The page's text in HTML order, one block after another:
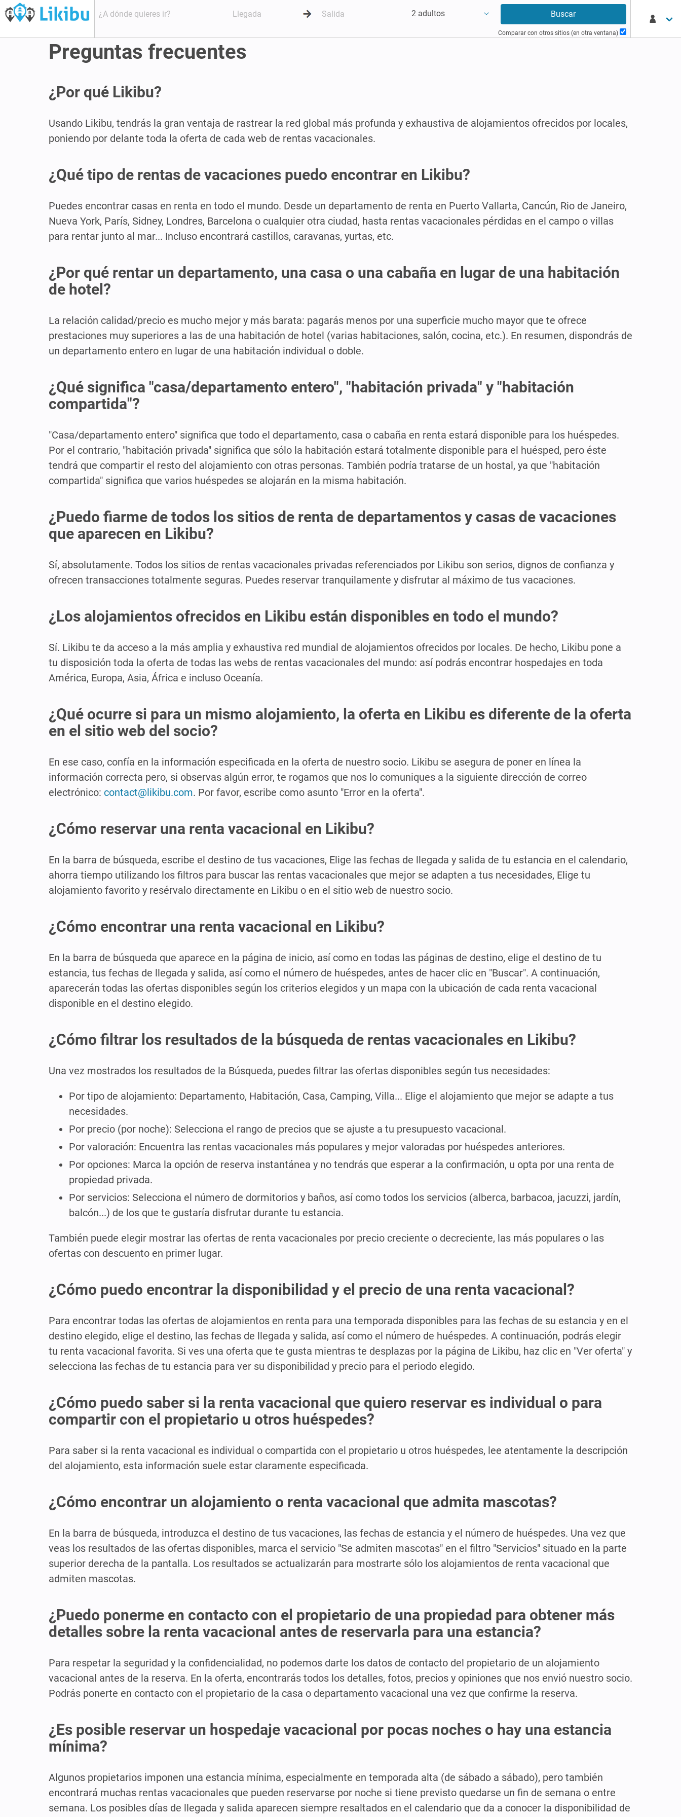
2 adultos
Comparar con otros sitios (en otra ventana)
Preguntas frecuentes
¿Por qué Likibu?
Usando Likibu, tendrás la gran ventaja de rastrear la red global más profunda y exhaustiva de alojamientos ofrecidos por locales,
poniendo por delante toda la oferta de cada web de rentas vacacionales.
¿Qué tipo de rentas de vacaciones puedo encontrar en Likibu?
Puedes encontrar casas en renta en todo el mundo. Desde un departamento de renta en Puerto Vallarta, Cancún, Rio de Janeiro,
Nueva York, París, Sidney, Londres, Barcelona o cualquier otra ciudad, hasta rentas vacacionales pérdidas en el campo o villas
para rentar junto al mar... Incluso encontrará castillos, caravanas, yurtas, etc.
¿Por qué rentar un departamento, una casa o una cabaña en lugar de una habitación
de hotel?
La relación calidad/precio es mucho mejor y más barata: pagarás menos por una superficie mucho mayor que te ofrece
prestaciones muy superiores a las de una habitación de hotel (varias habitaciones, salón, cocina, etc.). En resumen, dispondrás de
un departamento entero en lugar de una habitación individual o doble.
¿Qué significa "casa/departamento entero", "habitación privada" y "habitación
compartida"?
"Casa/departamento entero" significa que todo el departamento, casa o cabaña en renta estará disponible para los huéspedes.
Por el contrario, "habitación privada" significa que sólo la habitación estará totalmente disponible para el huésped, pero éste
tendrá que compartir el resto del alojamiento con otras personas. También podría tratarse de un hostal, ya que "habitación
compartida" significa que varios huéspedes se alojarán en la misma habitación.
¿Puedo fiarme de todos los sitios de renta de departamentos y casas de vacaciones
que aparecen en Likibu?
Sí, absolutamente. Todos los sitios de rentas vacacionales privadas referenciados por Likibu son serios, dignos de confianza y
ofrecen transacciones totalmente seguras. Puedes reservar tranquilamente y disfrutar al máximo de tus vacaciones.
¿Los alojamientos ofrecidos en Likibu están disponibles en todo el mundo?
Sí. Likibu te da acceso a la más amplia y exhaustiva red mundial de alojamientos ofrecidos por locales. De hecho, Likibu pone a
tu disposición toda la oferta de todas las webs de rentas vacacionales del mundo: así podrás encontrar hospedajes en toda
América, Europa, Asia, África e incluso Oceanía.
¿Qué ocurre si para un mismo alojamiento, la oferta en Likibu es diferente de la oferta
en el sitio web del socio?
En ese caso, confía en la información especificada en la oferta de nuestro socio. Likibu se asegura de poner en línea la
información correcta pero, si observas algún error, te rogamos que nos lo comuniques a la siguiente dirección de correo
electrónico: contact@likibu.com. Por favor, escribe como asunto "Error en la oferta".
¿Cómo reservar una renta vacacional en Likibu?
En la barra de búsqueda, escribe el destino de tus vacaciones, Elige las fechas de llegada y salida de tu estancia en el calendario,
ahorra tiempo utilizando los filtros para buscar las rentas vacacionales que mejor se adapten a tus necesidades, Elige tu
alojamiento favorito y resérvalo directamente en Likibu o en el sitio web de nuestro socio.
¿Cómo encontrar una renta vacacional en Likibu?
En la barra de búsqueda que aparece en la página de inicio, así como en todas las páginas de destino, elige el destino de tu
estancia, tus fechas de llegada y salida, así como el número de huéspedes, antes de hacer clic en "Buscar". A continuación,
aparecerán todas las ofertas disponibles según los criterios elegidos y un mapa con la ubicación de cada renta vacacional
disponible en el destino elegido.
¿Cómo filtrar los resultados de la búsqueda de rentas vacacionales en Likibu?
Una vez mostrados los resultados de la Búsqueda, puedes filtrar las ofertas disponibles según tus necesidades:
Por tipo de alojamiento: Departamento, Habitación, Casa, Camping, Villa... Elige el alojamiento que mejor se adapte a tus
necesidades.
Por precio (por noche): Selecciona el rango de precios que se ajuste a tu presupuesto vacacional.
Por valoración: Encuentra las rentas vacacionales más populares y mejor valoradas por huéspedes anteriores.
Por opciones: Marca la opción de reserva instantánea y no tendrás que esperar a la confirmación, u opta por una renta de
propiedad privada.
Por servicios: Selecciona el número de dormitorios y baños, así como todos los servicios (alberca, barbacoa, jacuzzi, jardín,
balcón...) de los que te gustaría disfrutar durante tu estancia.
También puede elegir mostrar las ofertas de renta vacacionales por precio creciente o decreciente, las más populares o las
ofertas con descuento en primer lugar.
¿Cómo puedo encontrar la disponibilidad y el precio de una renta vacacional?
Para encontrar todas las ofertas de alojamientos en renta para una temporada disponibles para las fechas de su estancia y en el
destino elegido, elige el destino, las fechas de llegada y salida, así como el número de huéspedes. A continuación, podrás elegir
tu renta vacacional favorita. Si ves una oferta que te gusta mientras te desplazas por la página de Likibu, haz clic en "Ver oferta" y
selecciona las fechas de tu estancia para ver su disponibilidad y precio para el periodo elegido.
¿Cómo puedo saber si la renta vacacional que quiero reservar es individual o para
compartir con el propietario u otros huéspedes?
Para saber si la renta vacacional es individual o compartida con el propietario u otros huéspedes, lee atentamente la descripción
del alojamiento, esta información suele estar claramente especificada.
¿Cómo encontrar un alojamiento o renta vacacional que admita mascotas?
En la barra de búsqueda, introduzca el destino de tus vacaciones, las fechas de estancia y el número de huéspedes. Una vez que
veas los resultados de las ofertas disponibles, marca el servicio "Se admiten mascotas" en el filtro "Servicios" situado en la parte
superior derecha de la pantalla. Los resultados se actualizarán para mostrarte sólo los alojamientos de renta vacacional que
admiten mascotas.
¿Puedo ponerme en contacto con el propietario de una propiedad para obtener más
detalles sobre la renta vacacional antes de reservarla para una estancia?
Para respetar la seguridad y la confidencialidad, no podemos darte los datos de contacto del propietario de un alojamiento
vacacional antes de la reserva. En la oferta, encontrarás todos los detalles, fotos, precios y opiniones que nos envió nuestro socio.
Podrás ponerte en contacto con el propietario de la casa o departamento vacacional una vez que confirme la reserva.
¿Es posible reservar un hospedaje vacacional por pocas noches o hay una estancia
mínima?
Algunos propietarios imponen una estancia mínima, especialmente en temporada alta (de sábado a sábado), pero también
encontrará muchas rentas vacacionales que pueden reservarse por noche si tiene previsto quedarse un fin de semana o entre
semana. Los posibles días de llegada y salida aparecen siempre resaltados en el calendario que da a conocer la disponibilidad de